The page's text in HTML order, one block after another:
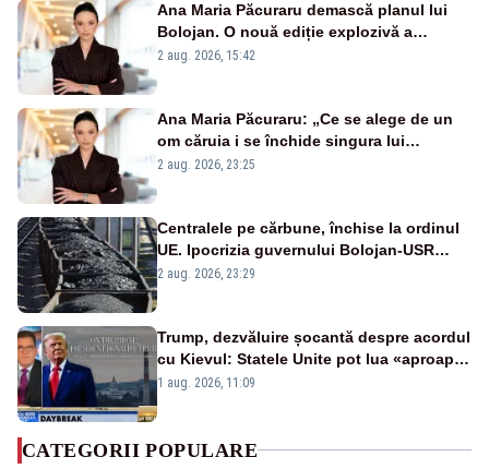
Ana Maria Păcuraru demască planul lui
Bolojan. O nouă ediție explozivă a
emisiunii „Miza Zilei” la Realitatea PLUS
2 aug. 2026, 15:42
Ana Maria Păcuraru: „Ce se alege de un
om căruia i se închide singura lui
portiță?”
2 aug. 2026, 23:25
Centralele pe cărbune, închise la ordinul
UE. Ipocrizia guvernului Bolojan-USR
după starea de alertă
2 aug. 2026, 23:29
Trump, dezvăluire șocantă despre acordul
cu Kievul: Statele Unite pot lua «aproape
tot ce vor» din minele Ucrainei”
1 aug. 2026, 11:09
CATEGORII POPULARE